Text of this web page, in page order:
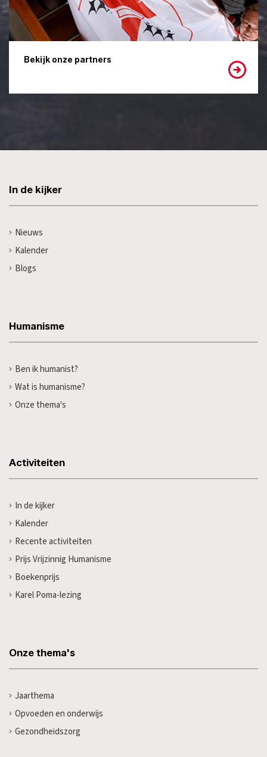
Bekijk onze partners
In de kijker
Nieuws
Kalender
Blogs
Humanisme
Ben ik humanist?
Wat is humanisme?
Onze thema's
Activiteiten
In de kijker
Kalender
Recente activiteiten
Prijs Vrijzinnig Humanisme
Boekenprijs
Karel Poma-lezing
Onze thema's
Jaarthema
Opvoeden en onderwijs
Gezondheidszorg